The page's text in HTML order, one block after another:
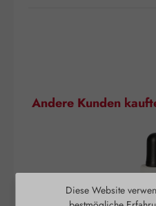
Produktgalerie überspringen
Andere Kunden
Diese Website